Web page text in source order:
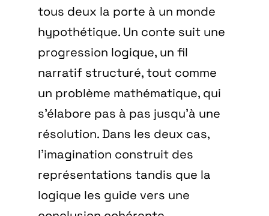
tous deux la porte à un monde
hypothétique. Un conte suit une
progression logique, un fil
narratif structuré, tout comme
un problème mathématique, qui
s’élabore pas à pas jusqu’à une
résolution. Dans les deux cas,
l’imagination construit des
représentations tandis que la
logique les guide vers une